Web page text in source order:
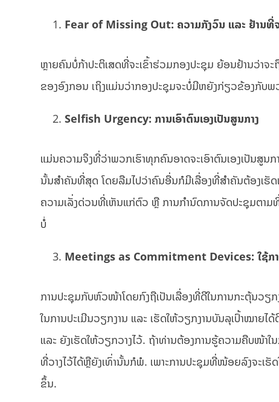
Fear of Missing Out: ຄວາມກັງວົນ ແລະ ຢ້ານທີ່
ຫຼາຍຄົນບໍ່ກ້າປະຕິເສດທີ່ຈະເຂົ້າຮ່ວມກອງປະຊຸມ ຍ້ອນ​ຢ້ານ​ວ່າ​
ຂອງອົງກອນ ເຖິງແມ່ນວ່າກອງປະຊຸມຈະບໍ່ມີຫຍັງກ່ຽວຂ້ອງກັບພ
Selfish Urgency: ການເອົາຕົນເອງເປັນສູນກາງ
ແມ່ນຄວາມຈິງທີ່ວ່າພວກເຮົາທຸກຄົນອາດຈະເອົາຕົນເອງເປັນສູນ
ນັ້ນສຳຄັນທີ່ສຸດ ໂດຍລືມໄປວ່າຄົນອື່ນກໍມີເລື່ອງທີ່ສຳຄັນຕ້ອງເຮັດ
ຄວາມເລັ່ງດ່ວນທີ່ເຫັນແກ່ຕົວ ຫຼື ການກຳນົດການຈັດປະຊຸມຕາ
ບໍ່
Meetings as Commitment Devices: ໃຊ້ການ
ການປະຊຸມກັບຫົວໜ້າໂດຍກົງຖືເປັນເລື່ອງທີ່ດີໃນການກະຕຸ້ນວຽ
ໃນການປະເມີນວຽກງານ ແລະ ເຮັດໃຫ້ວຽກງານບັນລຸເປົ້າໝາຍ
ແລະ ຍັງເຮັດໃຫ້ວຽກວາງໄວ້. ຖ້າທ່ານຕ້ອງການຮູ້ຄວາມຄືບໜ້າໃ
ທີ່ວາງໄວ້ໄດ້ຫຼືຍັງເທົ່ານັ້ນກໍພໍ. ເພາະການປະຊຸມທີ່ໜ້ອຍລົງຈະເ
ຂຶ້ນ.